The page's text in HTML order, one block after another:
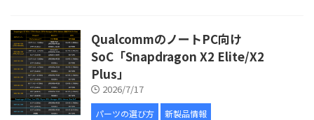
QualcommのノートPC向け
SoC「Snapdragon X2 Elite/X2
Plus」
2026/7/17
パーツの選び方 新製品情報